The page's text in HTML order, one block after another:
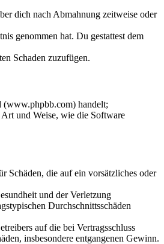
dich nach Abmahnung zeitweise oder
genommen hat. Du gestattest dem
Schaden zuzufügen.
handelt;
und Weise, wie die Software
Schäden, die auf ein vorsätzliches oder
und der Verletzung
Durchschnittsschäden
auf die bei Vertragsschluss
insbesondere entgangenen Gewinn.